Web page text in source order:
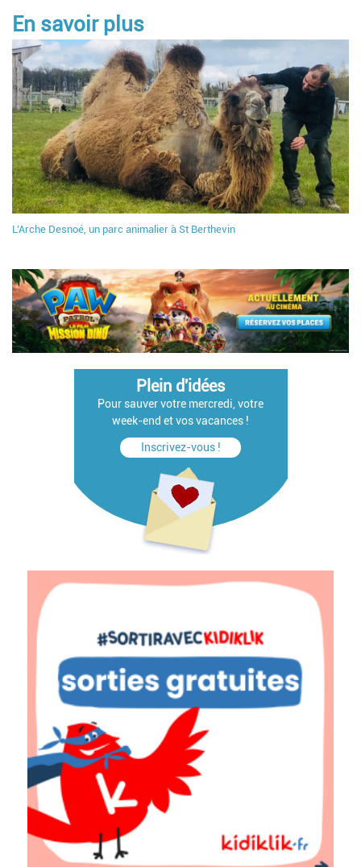
En savoir plus
L'Arche Desnoé, un parc animalier à St Berthevin
Plein d'idées
Pour sauver votre mercredi, votre
week-end et vos vacances !
Inscrivez-vous !